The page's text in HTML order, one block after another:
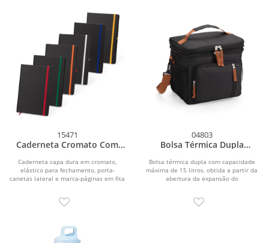
15471
Caderneta Cromato Com
Caderneta capa dura em cromato,
elástico para fechamento, porta-
canetas lateral e marca-páginas em fita
04803
Bolsa Térmica Dupla
Bolsa térmica dupla com capacidade
máxima de 15 litros, obtida a partir da
abertura da expansão do